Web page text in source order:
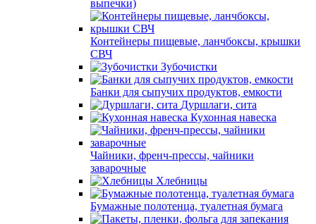
выпечки)
Контейнеры пищевые, ланчбоксы, крышки
СВЧ
Зубочистки
Банки для сыпучих продуктов, емкости
Дуршлаги, сита
Кухонная навеска
Чайники, френч-прессы, чайники
заварочные
Хлебницы
Бумажные полотенца, туалетная бумага